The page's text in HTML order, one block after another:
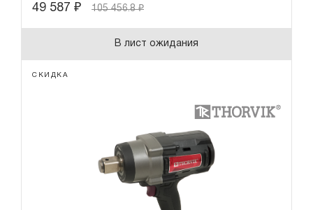
49 587 ₽ 105 456.8₽
В лист ожидания
СКИДКА